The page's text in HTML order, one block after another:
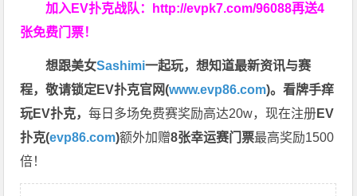
加入EV扑克战队： http://evpk7.com/96088再送4
张免费门票！
想跟美女Sashimi一起玩，想知道最新资讯与赛
程，敬请锁定EV扑克官网(www.evp86.com)。看牌手痒
玩EV扑克，每日多场免费赛奖励高达20w，现在注册EV
扑克(evp86.com)额外加赠8张幸运赛门票最高奖励1500
倍！